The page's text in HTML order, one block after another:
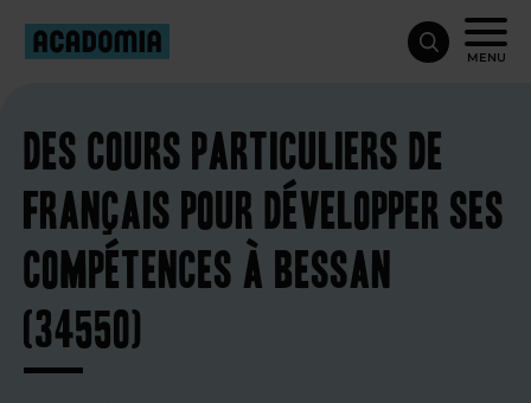
MENU
Des cours particuliers de
français pour développer ses
compétences à Bessan
(34550)